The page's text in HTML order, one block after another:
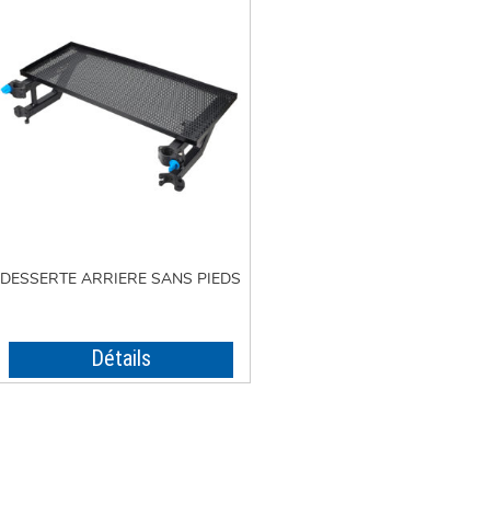
DESSERTE ARRIERE SANS PIEDS
Détails